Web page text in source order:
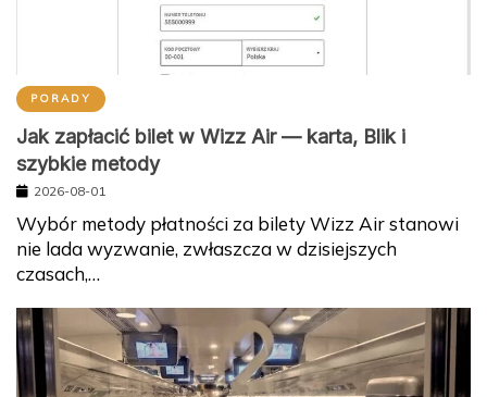
PORADY
Jak zapłacić bilet w Wizz Air — karta, Blik i
szybkie metody
2026-08-01
Wybór metody płatności za bilety Wizz Air stanowi
nie lada wyzwanie, zwłaszcza w dzisiejszych
czasach,…